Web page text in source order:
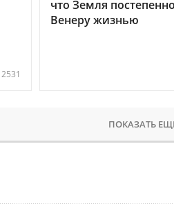
2531
что Земля
Венеру жизнью
ПОКАЗАТЬ